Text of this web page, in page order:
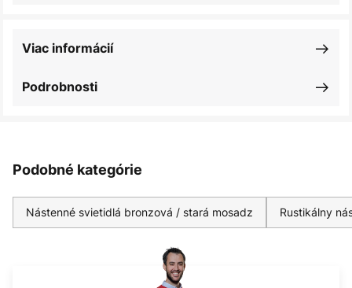
Podrobnosti
Viac informácií
Podobné kategórie
Nástenné svietidlá bronzová / stará mosadz Rustikálny